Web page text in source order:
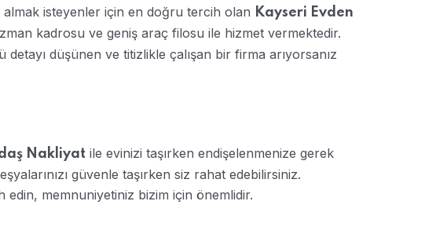
isteyenler için en doğru tercih olan Kayseri Evden
kadrosu ve geniş araç filosu ile hizmet vermektedir.
detayı düşünen ve titizlikle çalışan bir firma arıyorsanız
Nakliyat ile evinizi taşırken endişelenmenize gerek
güvenle taşırken siz rahat edebilirsiniz.
memnuniyetiniz bizim için önemlidir.